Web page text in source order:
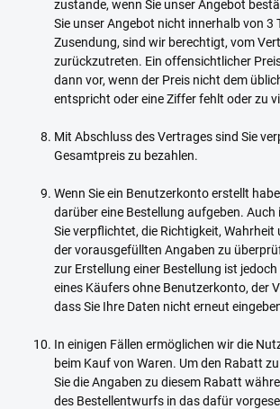
zustande, wenn Sie unser Angebot
Sie unser Angebot nicht innerhalb von 3
Zusendung, sind wir berechtigt, vom
zurückzutreten. Ein offensichtlicher
dann vor, wenn der Preis nicht dem
entspricht oder eine Ziffer fehlt oder zu
Mit Abschluss des Vertrages sind Sie
Gesamtpreis zu bezahlen.
Wenn Sie ein Benutzerkonto erstellt
darüber eine Bestellung aufgeben. Auch
Sie verpflichtet, die Richtigkeit,
der vorausgefüllten Angaben zu
zur Erstellung einer Bestellung ist
eines Käufers ohne Benutzerkonto, der
dass Sie Ihre Daten nicht erneut
In einigen Fällen ermöglichen wir die
beim Kauf von Waren. Um den Rabatt
Sie die Angaben zu diesem Rabatt
des Bestellentwurfs in das dafür